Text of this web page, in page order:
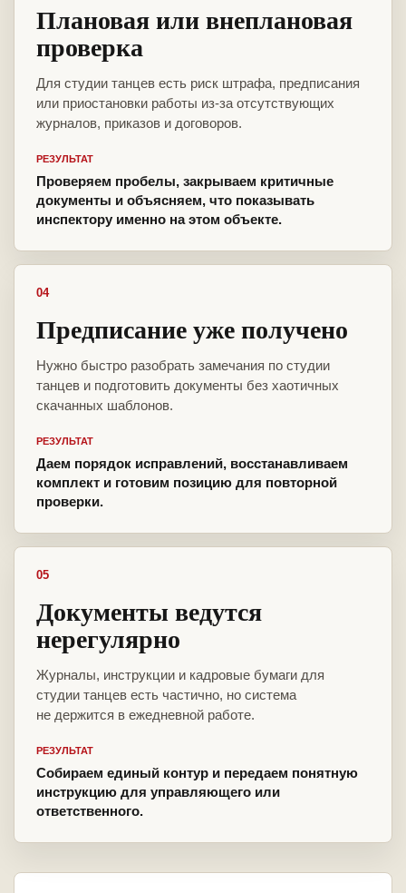
Плановая или внеплановая
проверка
Для студии танцев есть риск штрафа, предписания
или приостановки работы из-за отсутствующих
журналов, приказов и договоров.
РЕЗУЛЬТАТ
Проверяем пробелы, закрываем критичные
документы и объясняем, что показывать
инспектору именно на этом объекте.
04
Предписание уже получено
Нужно быстро разобрать замечания по студии
танцев и подготовить документы без хаотичных
скачанных шаблонов.
РЕЗУЛЬТАТ
Даем порядок исправлений, восстанавливаем
комплект и готовим позицию для повторной
проверки.
05
Документы ведутся
нерегулярно
Журналы, инструкции и кадровые бумаги для
студии танцев есть частично, но система
не держится в ежедневной работе.
РЕЗУЛЬТАТ
Собираем единый контур и передаем понятную
инструкцию для управляющего или
ответственного.